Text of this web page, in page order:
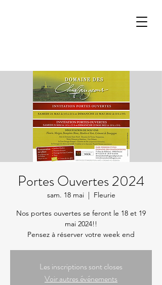
Portes Ouvertes 2024
sam. 18 mai
  |
Fleurie
Nos portes ouvertes se feront le 18 et 19
mai 2024!!
Pensez à réserver votre week end
Les inscriptions sont closes
Voir autres événements